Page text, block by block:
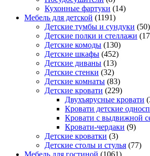
Кухонные фартуки (14)
Мебель для детской (1191)
Детские тумбы и сундуки (50)
Детские полки и стеллажи
Детские комоды (130)
Детские шкафы (452)
Детские диваны (13)
Детские стенки (32)
Детские комнаты (83)
Детские кровати (229)
Двухъярусные кровати
Кровати детские
Кровати с выдвижной
Кровати-чердаки (9)
Детские кроватки (3)
Детские столы и стулья (77)